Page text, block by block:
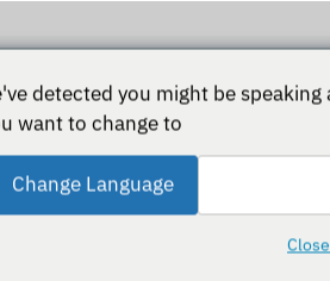
detected you might be
want to change to:
Change Language